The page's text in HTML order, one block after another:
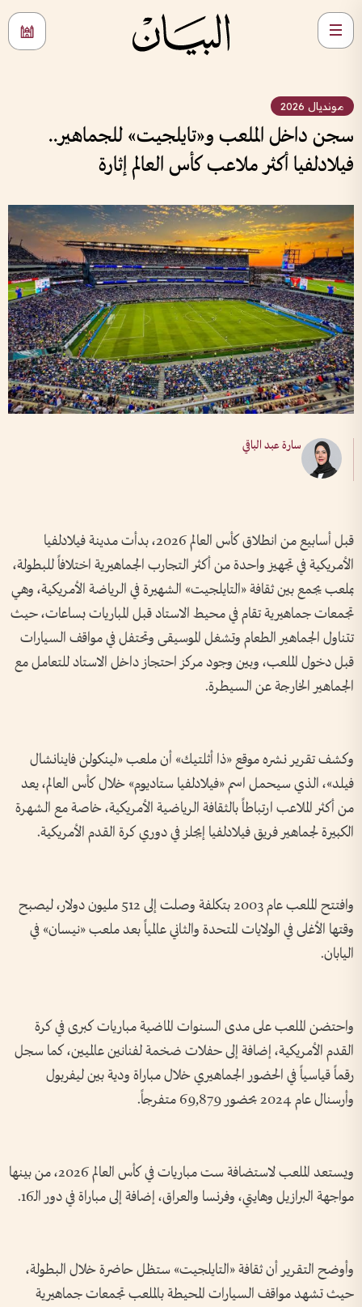
مونديال 2026
سجن داخل الملعب و«تايلجيت» للجماهير..
فيلادلفيا أكثر ملاعب كأس العالم إثارة
سارة عبد الباقي
قبل أسابيع من انطلاق كأس العالم 2026، بدأت مدينة فيلادلفيا
الأمريكية في تجهيز واحدة من أكثر التجارب الجماهيرية اختلافاً للبطولة،
بملعب يجمع بين ثقافة «التايلجيت» الشهيرة في الرياضة الأمريكية، وهي
تجمعات جماهيرية تقام في محيط الاستاد قبل المباريات بساعات، حيث
تتناول الجماهير الطعام وتشغل الموسيقى وتحتفل في مواقف السيارات
قبل دخول الملعب، وبين وجود مركز احتجاز داخل الاستاد للتعامل مع
الجماهير الخارجة عن السيطرة.
وكشف تقرير نشره موقع «ذا أثلتيك» أن ملعب «لينكولن فاينانشال
فيلد»، الذي سيحمل اسم «فيلادلفيا ستاديوم» خلال كأس العالم، يعد
من أكثر الملاعب ارتباطاً بالثقافة الرياضية الأمريكية، خاصة مع الشهرة
الكبيرة لجماهير فريق فيلادلفيا إيجلز في دوري كرة القدم الأمريكية.
وافتتح الملعب عام 2003 بتكلفة وصلت إلى 512 مليون دولار، ليصبح
وقتها الأغلى في الولايات المتحدة والثاني عالمياً بعد ملعب «نيسان» في
اليابان.
واحتضن الملعب على مدى السنوات الماضية مباريات كبرى في كرة
القدم الأمريكية، إضافة إلى حفلات ضخمة لفنانين عالميين، كما سجل
رقماً قياسياً في الحضور الجماهيري خلال مباراة ودية بين ليفربول
وأرسنال عام 2024 بحضور 69,879 متفرجاً.
ويستعد الملعب لاستضافة ست مباريات في كأس العالم 2026، من بينها
مواجهة البرازيل وهايتي، وفرنسا والعراق، إضافة إلى مباراة في دور الـ16.
وأوضح التقرير أن ثقافة «التايلجيت» ستظل حاضرة خلال البطولة،
حيث تشهد مواقف السيارات المحيطة بالملعب تجمعات جماهيرية